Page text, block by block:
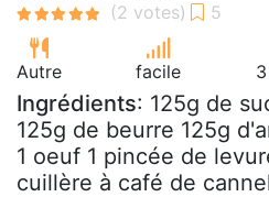
Autre facile
Ingrédients: 125g de
125g de beurre 125g
1 oeuf 1 pincée de
cuillère à café de